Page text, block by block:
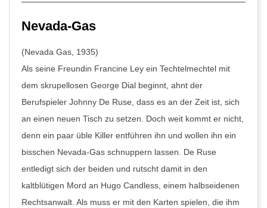
Nevada-Gas
(Nevada Gas, 1935)
Als seine Freundin Francine Ley ein Techtelmechtel mit
dem skrupellosen George Dial beginnt, ahnt der
Berufspieler Johnny De Ruse, dass es an der Zeit ist, sich
an einen neuen Tisch zu setzen. Doch weit kommt er nicht,
denn ein paar üble Killer entführen ihn und wollen ihn ein
bisschen Nevada-Gas schnuppern lassen. De Ruse
entledigt sich der beiden und rutscht damit in den
kaltblütigen Mord an Hugo Candless, einem halbseidenen
Rechtsanwalt. Als muss er mit den Karten spielen, die ihm